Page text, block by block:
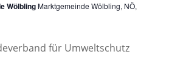
WölblingMarktgemeinde Wölbling, NÖ,